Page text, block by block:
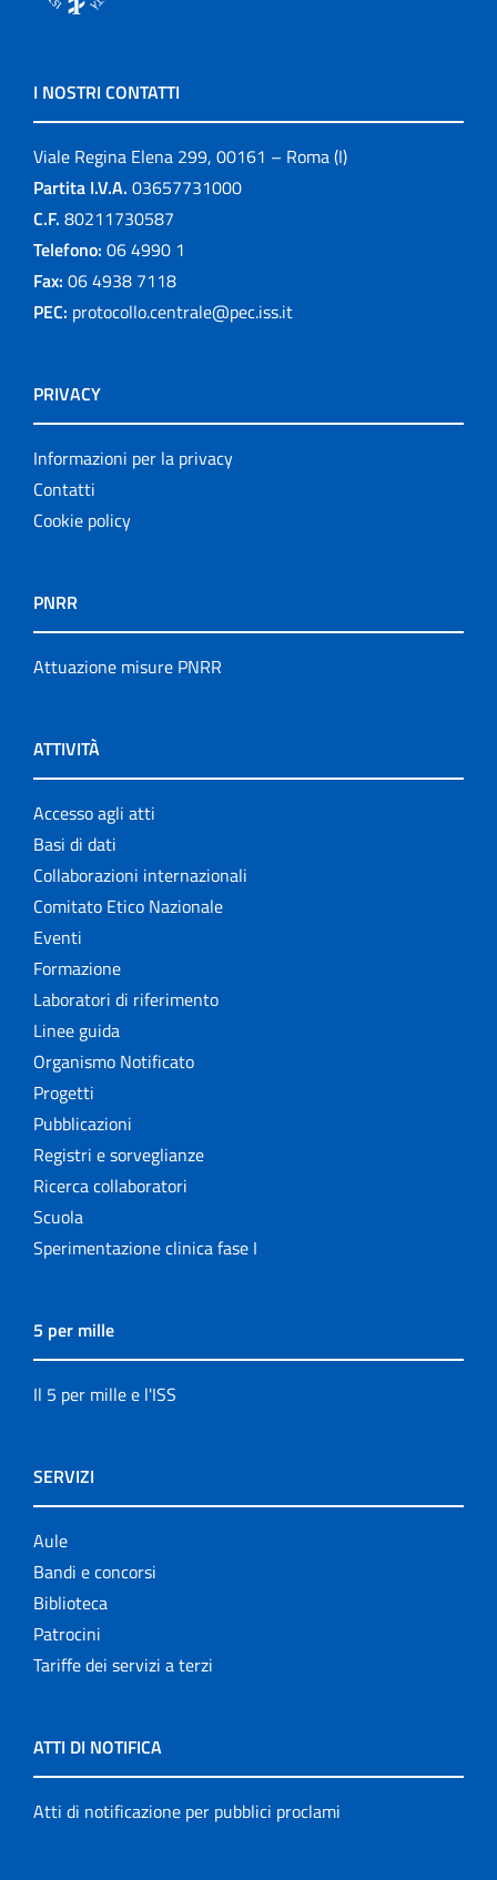
I NOSTRI CONTATTI
Viale Regina Elena 299, 00161 – Roma (I)
Partita I.V.A. 03657731000
C.F. 80211730587
Telefono: 06 4990 1
Fax: 06 4938 7118
PEC: protocollo.centrale@pec.iss.it
PRIVACY
Informazioni per la privacy
Contatti
Cookie policy
PNRR
Attuazione misure PNRR
ATTIVITÀ
Accesso agli atti
Basi di dati
Collaborazioni internazionali
Comitato Etico Nazionale
Eventi
Formazione
Laboratori di riferimento
Linee guida
Organismo Notificato
Progetti
Pubblicazioni
Registri e sorveglianze
Ricerca collaboratori
Scuola
Sperimentazione clinica fase I
5 per mille
Il 5 per mille e l'ISS
SERVIZI
Aule
Bandi e concorsi
Biblioteca
Patrocini
Tariffe dei servizi a terzi
ATTI DI NOTIFICA
Atti di notificazione per pubblici proclami